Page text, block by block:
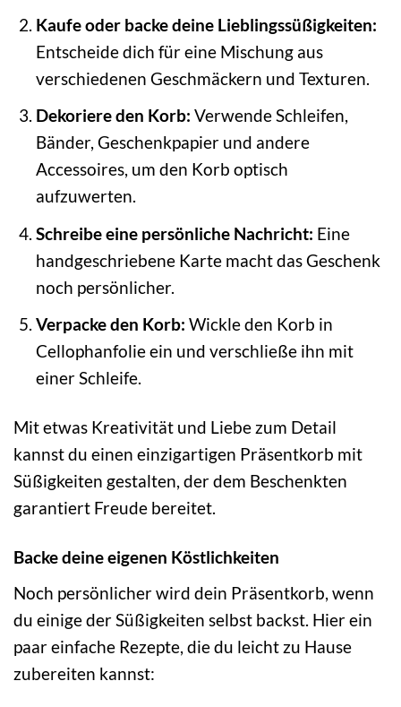
Kaufe oder backe deine Lieblingssüßigkeiten:
Entscheide dich für eine Mischung aus
verschiedenen Geschmäckern und Texturen.
Dekoriere den Korb: Verwende Schleifen,
Bänder, Geschenkpapier und andere
Accessoires, um den Korb optisch
aufzuwerten.
Schreibe eine persönliche Nachricht: Eine
handgeschriebene Karte macht das Geschenk
noch persönlicher.
Verpacke den Korb: Wickle den Korb in
Cellophanfolie ein und verschließe ihn mit
einer Schleife.
Mit etwas Kreativität und Liebe zum Detail
kannst du einen einzigartigen Präsentkorb mit
Süßigkeiten gestalten, der dem Beschenkten
garantiert Freude bereitet.
Backe deine eigenen Köstlichkeiten
Noch persönlicher wird dein Präsentkorb, wenn
du einige der Süßigkeiten selbst backst. Hier ein
paar einfache Rezepte, die du leicht zu Hause
zubereiten kannst: